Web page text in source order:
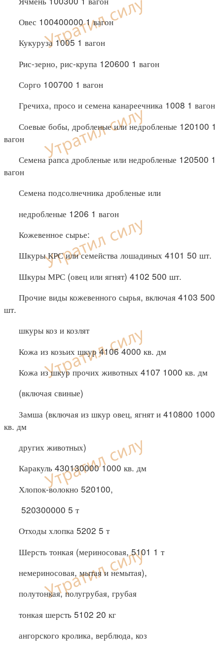
Овес 100400000 1 вагон
Кукуруза 1005 1 вагон
Рис-зерно, рис-крупа 120600 1 вагон
Сорго 100700 1 вагон
Гречиха, просо и семена канареечника 1008 1 вагон
Соевые бобы, дробленые или недробленые 120100 1
вагон
Семена рапса дробленые или недробленые 120500 1
вагон
Семена подсолнечника дробленые или
недробленые 1206 1 вагон
Кожевенное сырье:
Шкуры КРС или семейства лошадиных 4101 50 шт.
Шкуры МРС (овец или ягнят) 4102 500 шт.
Прочие виды кожевенного сырья, включая 4103 500
шт.
шкуры коз и козлят
Кожа из козьих шкур 4106 4000 кв. дм
Кожа из шкур прочих животных 4107 1000 кв. дм
(включая свиные)
Замша (включая из шкур овец, ягнят и 410800 1000
кв. дм
других животных)
Каракуль 430130000 1000 кв. дм
Хлопок-волокно 520100,
520300000 5 т
Отходы хлопка 5202 5 т
Шерсть тонкая (мериносовая, 5101 1 т
немериносовая, мытая и немытая),
полутонкая, полугрубая, грубая
тонкая шерсть 5102 20 кг
ангорского кролика, верблюда, коз